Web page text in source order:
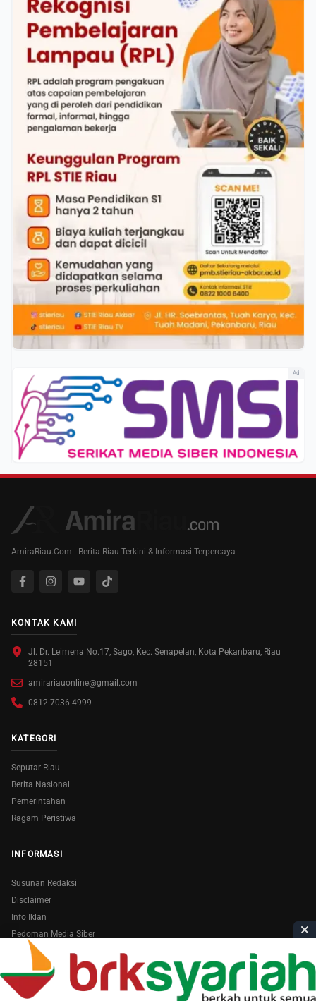
Ad
AmiraRiau.Com | Berita Riau Terkini & Informasi Terpercaya
KONTAK KAMI
Jl. Dr. Leimena No.17, Sago, Kec. Senapelan, Kota Pekanbaru, Riau
28151
amirariauonline@gmail.com
0812-7036-4999
KATEGORI
Seputar Riau
Berita Nasional
Pemerintahan
Ragam Peristiwa
INFORMASI
Susunan Redaksi
Disclaimer
Info Iklan
Pedoman Media Siber
Copyright © 2026 AmiraRiau.com . All Rights Reserved.